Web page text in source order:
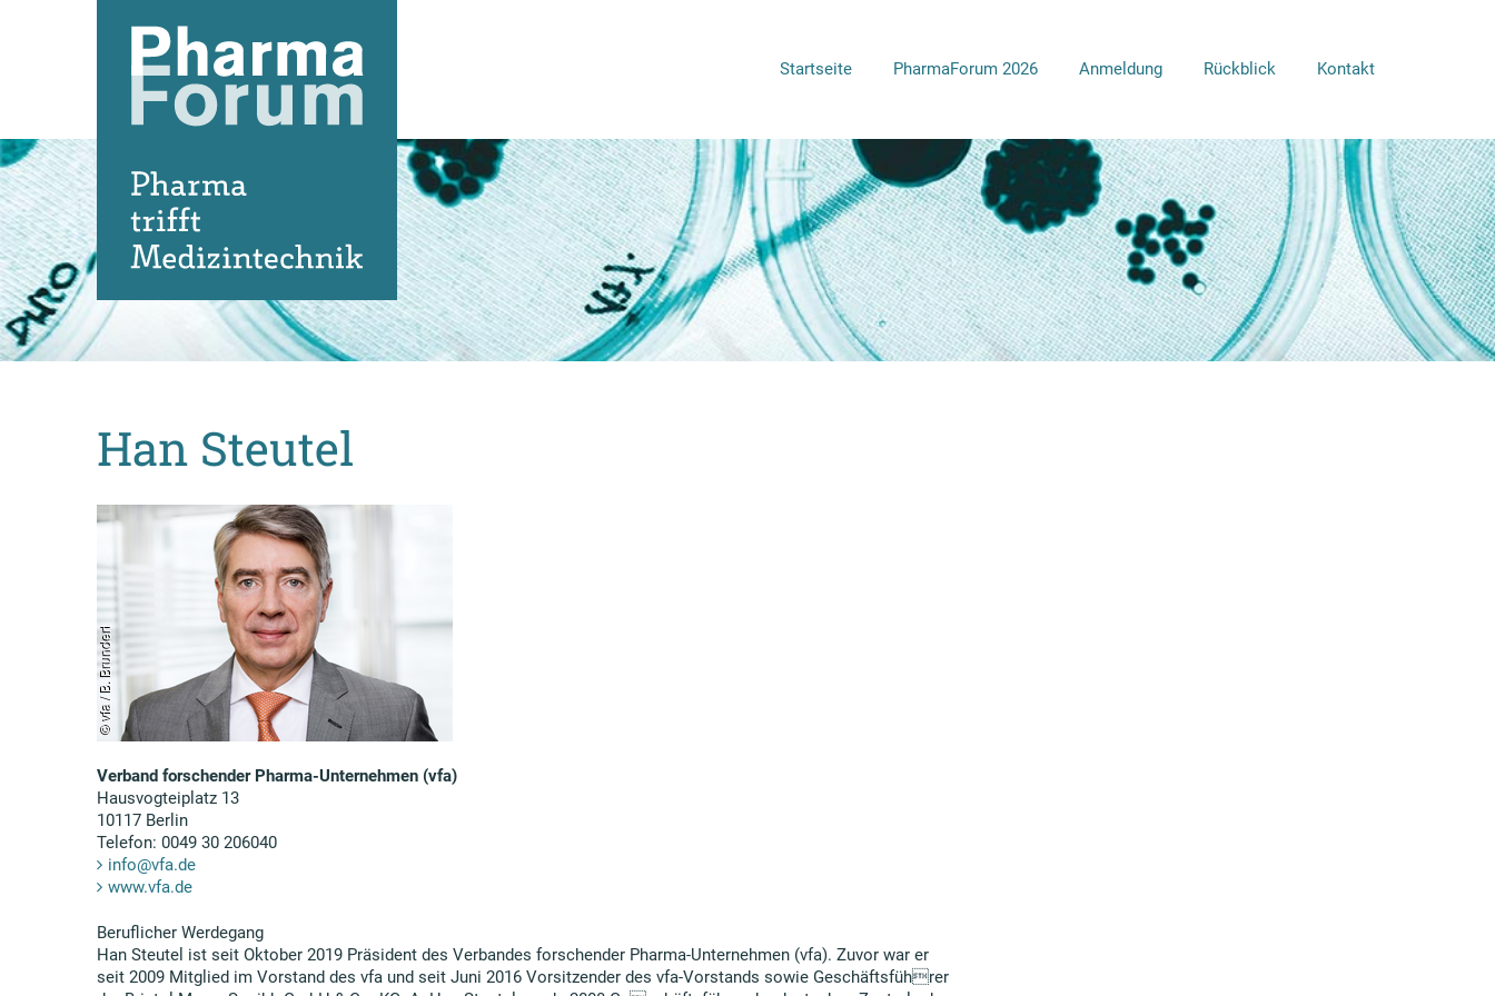
Startseite PharmaForum 2026 Anmeldung Rückblick Kontakt
Han Steutel
Verband forschender Pharma-Unternehmen (vfa)
Hausvogteiplatz 13
10117 Berlin
Telefon: 0049 30 206040
info@vfa.de
www.vfa.de
Beruflicher Werdegang
Han Steutel ist seit Oktober 2019 Präsident des Verbandes forschender Pharma-Unternehmen (vfa). Zuvor war er
seit 2009 Mitglied im Vorstand des vfa und seit Juni 2016 Vorsitzender des vfa-Vorstands sowie Geschäftsführer